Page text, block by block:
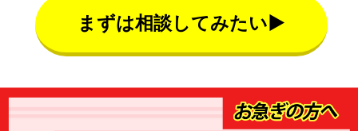
まずは相談してみたい▶